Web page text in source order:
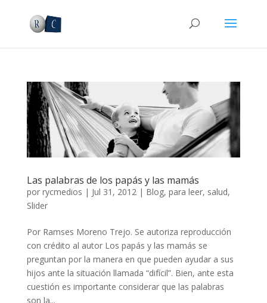
Las palabras de los papás y las mamás
por rycmedios | Jul 31, 2012 | Blog, para leer, salud,
Slider
Por Ramses Moreno Trejo. Se autoriza reproducción
con crédito al autor Los papás y las mamás se
preguntan por la manera en que pueden ayudar a sus
hijos ante la situación llamada “difícil”. Bien, ante esta
cuestión es importante considerar que las palabras
son la...